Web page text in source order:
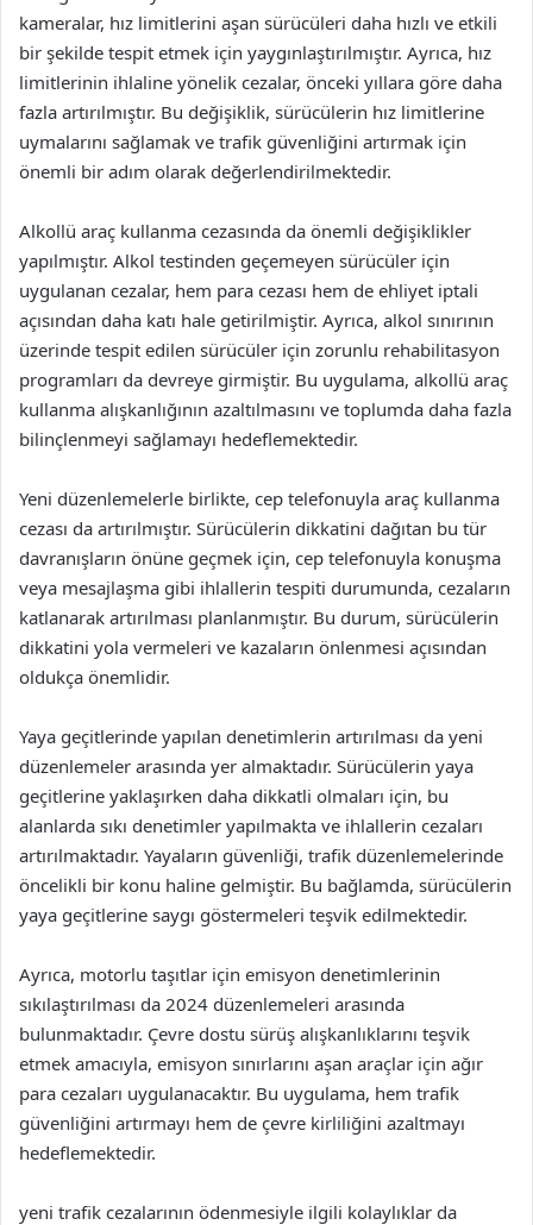
kameralar, hız limitlerini aşan sürücüleri daha hızlı ve etkili
bir şekilde tespit etmek için yaygınlaştırılmıştır. Ayrıca, hız
limitlerinin ihlaline yönelik cezalar, önceki yıllara göre daha
fazla artırılmıştır. Bu değişiklik, sürücülerin hız limitlerine
uymalarını sağlamak ve trafik güvenliğini artırmak için
önemli bir adım olarak değerlendirilmektedir.
Alkollü araç kullanma cezasında da önemli değişiklikler
yapılmıştır. Alkol testinden geçemeyen sürücüler için
uygulanan cezalar, hem para cezası hem de ehliyet iptali
açısından daha katı hale getirilmiştir. Ayrıca, alkol sınırının
üzerinde tespit edilen sürücüler için zorunlu rehabilitasyon
programları da devreye girmiştir. Bu uygulama, alkollü araç
kullanma alışkanlığının azaltılmasını ve toplumda daha fazla
bilinçlenmeyi sağlamayı hedeflemektedir.
Yeni düzenlemelerle birlikte, cep telefonuyla araç kullanma
cezası da artırılmıştır. Sürücülerin dikkatini dağıtan bu tür
davranışların önüne geçmek için, cep telefonuyla konuşma
veya mesajlaşma gibi ihlallerin tespiti durumunda, cezaların
katlanarak artırılması planlanmıştır. Bu durum, sürücülerin
dikkatini yola vermeleri ve kazaların önlenmesi açısından
oldukça önemlidir.
Yaya geçitlerinde yapılan denetimlerin artırılması da yeni
düzenlemeler arasında yer almaktadır. Sürücülerin yaya
geçitlerine yaklaşırken daha dikkatli olmaları için, bu
alanlarda sıkı denetimler yapılmakta ve ihlallerin cezaları
artırılmaktadır. Yayaların güvenliği, trafik düzenlemelerinde
öncelikli bir konu haline gelmiştir. Bu bağlamda, sürücülerin
yaya geçitlerine saygı göstermeleri teşvik edilmektedir.
Ayrıca, motorlu taşıtlar için emisyon denetimlerinin
sıkılaştırılması da 2024 düzenlemeleri arasında
bulunmaktadır. Çevre dostu sürüş alışkanlıklarını teşvik
etmek amacıyla, emisyon sınırlarını aşan araçlar için ağır
para cezaları uygulanacaktır. Bu uygulama, hem trafik
güvenliğini artırmayı hem de çevre kirliliğini azaltmayı
hedeflemektedir.
yeni trafik cezalarının ödenmesiyle ilgili kolaylıklar da